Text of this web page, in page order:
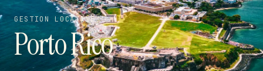
GESTION LOCATIVE
Porto Rico